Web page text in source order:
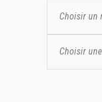
Choisir un
Choisir